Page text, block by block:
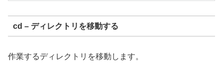
cd – ディレクトリを移動する
作業するディレクトリを移動します。